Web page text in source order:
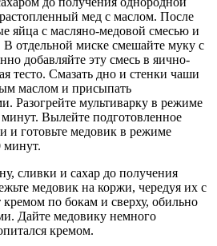
мед с маслом. После
яйца с масляно-медовой смесью и
отдельной миске смешайте муку с
добавляйте эту смесь в яично-
тесто. Смазать дно и стенки чаши
маслом и присыпать
Разогрейте мультиварку в режиме
Вылейте подготовленное
и готовьте медовик в режиме
сливки и сахар до получения
медовик на коржи, чередуя их с
по бокам и сверху, обильно
Дайте медовику немного
кремом.